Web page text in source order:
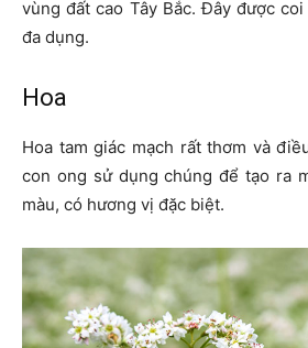
vùng đất cao Tây Bắc. Đây được
đa dụng.
Hoa
Hoa tam giác mạch rất thơm và
con ong sử dụng chúng để tạo ra
màu, có hương vị đặc biệt.